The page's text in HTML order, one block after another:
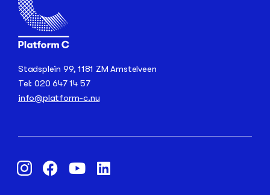
Stadsplein 99, 1181 ZM Amstelveen
Tel: 020 647 14 57
info@platform-c.nu